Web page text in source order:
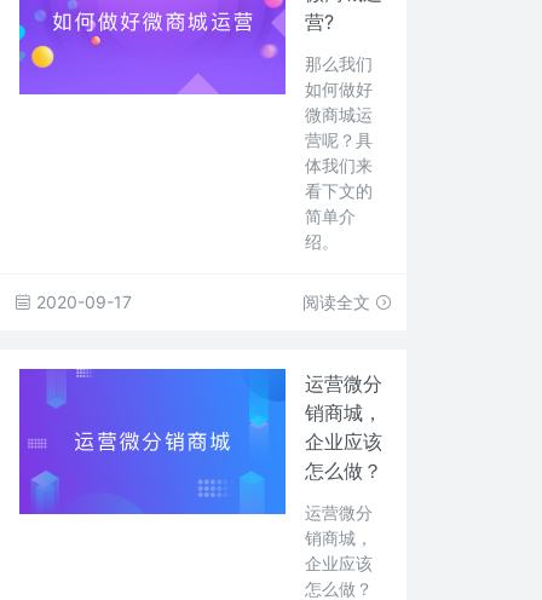
营?
那么我们
如何做好
微商城运
营呢？具
体我们来
看下文的
简单介
绍。
2020-09-17 阅读全文
运营微分
销商城，
企业应该
怎么做？
运营微分
销商城，
企业应该
怎么做？